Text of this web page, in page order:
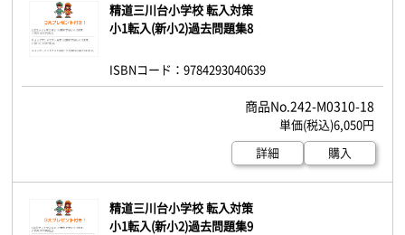
精道三川台小学校 転入対策
小1転入(新小2)過去問題集8
ISBNコード：9784293040639
242-M0310-18
6,050円
詳細
購入
精道三川台小学校 転入対策
小1転入(新小2)過去問題集9